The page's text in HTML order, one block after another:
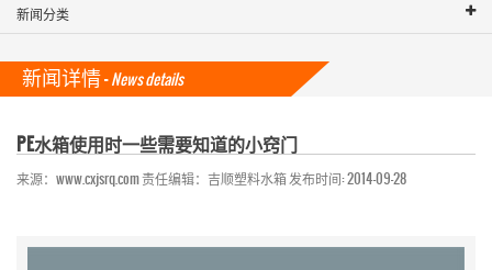
新闻分类
新闻详情 -News details
PE水箱使用时一些需要知道的小窍门
来源：www.cxjsrq.com 责任编辑：吉顺塑料水箱 发布时间: 2014-09-28